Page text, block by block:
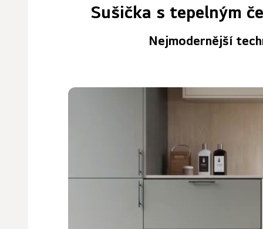
Sušička s tepelným
Nejmodernější